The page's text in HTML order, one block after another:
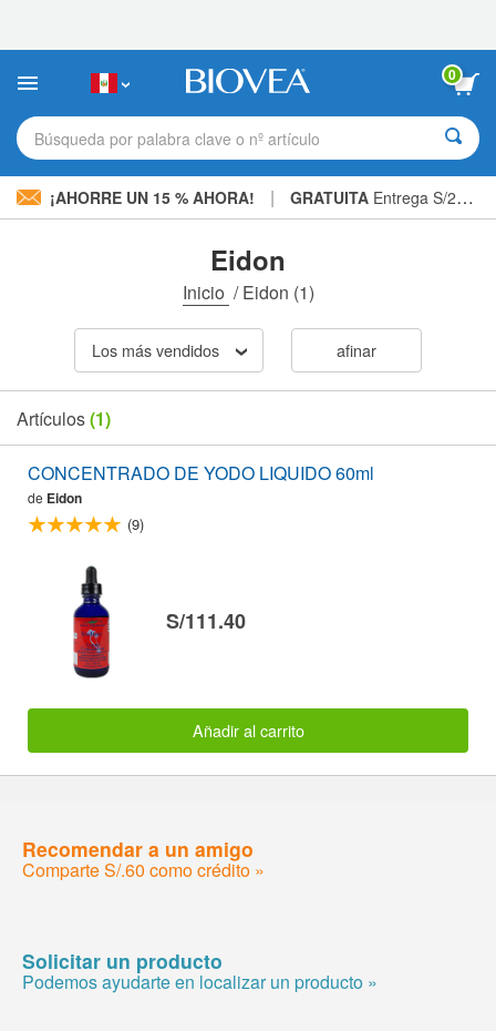
sitio
incluye
sistema
de
0
Búsqueda por palabra clave o nº artículo
¡AHORRE UN 15 % AHORA! | GRATUITA Entrega S/234.00 »
Eidon
Inicio /Eidon (1)
Los más vendidos afinar
Artículos(1)
CONCENTRADO DE YODO LIQUIDO 60ml
de Eidon
(9)
S/111.40
Añadir al carrito
Recomendar a un amigo
Comparte S/.60 como crédito »
Solicitar un producto
Podemos ayudarte en localizar un producto »